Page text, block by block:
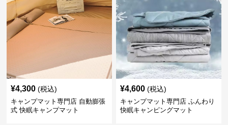
¥4,300 (税込)
キャンプマット専門店 自動膨張
式 快眠キャンプマット
¥4,600 (税込)
キャンプマット専門店 ふんわり
快眠キャンピングマット